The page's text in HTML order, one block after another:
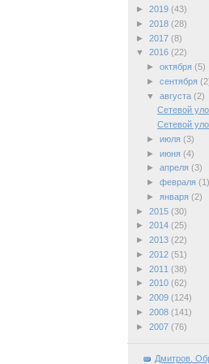
► 2019 (43)
► 2018 (28)
► 2017 (8)
▼ 2016 (22)
► октября (5)
► сентября
▼ августа (2)
Сетевой
Сетевой
► июля (3)
► июня (4)
► апреля (3)
► февраля (1)
► января (2)
► 2015 (30)
► 2014 (25)
► 2013 (22)
► 2012 (51)
► 2011 (38)
► 2010 (62)
► 2009 (124)
► 2008 (141)
► 2007 (76)
Дмитров.